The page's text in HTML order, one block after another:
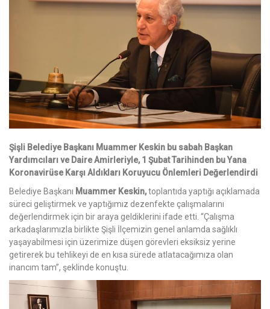
Şişli Belediye Başkanı Muammer Keskin bu sabah Başkan
Yardımcıları ve Daire Amirleriyle, 1 Şubat Tarihinden bu Yana
Koronavirüse Karşı Aldıkları Koruyucu Önlemleri Değerlendirdi
Belediye Başkanı Muammer Keskin,toplantıda yaptığı açıklamada
süreci geliştirmek ve yaptığımız dezenfekte çalışmalarını
değerlendirmek için bir araya geldiklerini ifade etti. “Çalışma
arkadaşlarımızla birlikte Şişli İlçemizin genel anlamda sağlıklı
yaşayabilmesi için üzerimize düşen görevleri eksiksiz yerine
getirerek bu tehlikeyi de en kısa sürede atlatacağımıza olan
inancım tam”, şeklinde konuştu.